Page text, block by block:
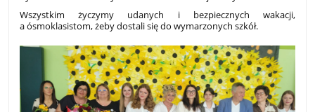
Wszystkim życzymy udanych i bezpiecznych wakacji,
a ósmoklasistom, żeby dostali się do wymarzonych szkół.